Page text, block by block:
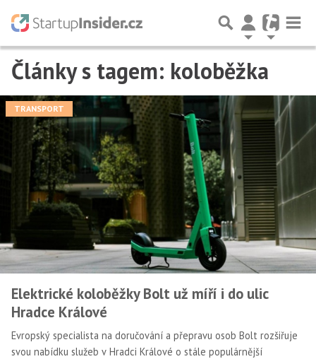
Články s tagem: koloběžka
TRANSPORT
Elektrické koloběžky Bolt už míří i do ulic
Hradce Králové
Evropský specialista na doručování a přepravu osob Bolt rozšiřuje
svou nabídku služeb v Hradci Králové o stále populárnější